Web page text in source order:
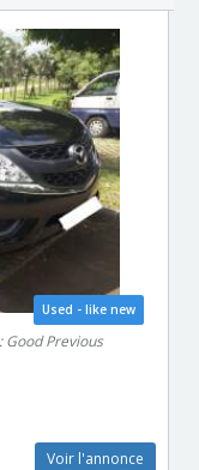
Used - like new
Good Previous
Voir l'annonce